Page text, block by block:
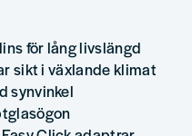
för lång livslängd
sikt i växlande klimat
synvinkel